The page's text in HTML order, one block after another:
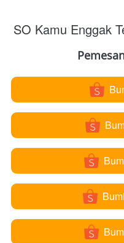
SO Kamu Enggak
`
`
`
`
`